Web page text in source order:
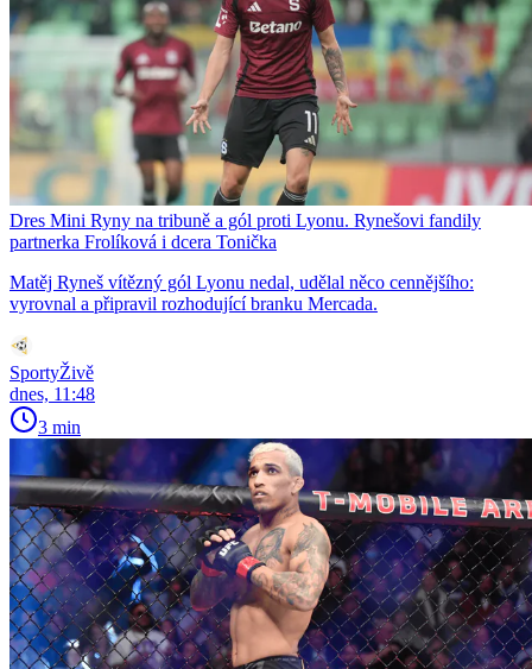
Dres Mini Ryny na tribuně a gól proti Lyonu. Rynešovi fandily
partnerka Frolíková i dcera Tonička
Matěj Ryneš vítězný gól Lyonu nedal, udělal něco cennějšího:
vyrovnal a připravil rozhodující branku Mercada.
SportyŽivě
dnes, 11:48
3 min